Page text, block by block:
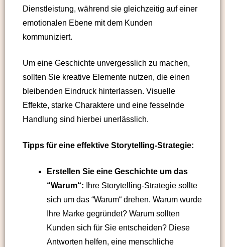
Dienstleistung, während sie gleichzeitig auf einer
emotionalen Ebene mit dem Kunden
kommuniziert.
Um eine Geschichte unvergesslich zu machen,
sollten Sie kreative Elemente nutzen, die einen
bleibenden Eindruck hinterlassen. Visuelle
Effekte, starke Charaktere und eine fesselnde
Handlung sind hierbei unerlässlich.
Tipps für eine effektive Storytelling-Strategie:
Erstellen Sie eine Geschichte um das
“Warum“: Ihre Storytelling-Strategie sollte
sich um das “Warum“ drehen. Warum wurde
Ihre Marke gegründet? Warum sollten
Kunden sich für Sie entscheiden? Diese
Antworten helfen, eine menschliche